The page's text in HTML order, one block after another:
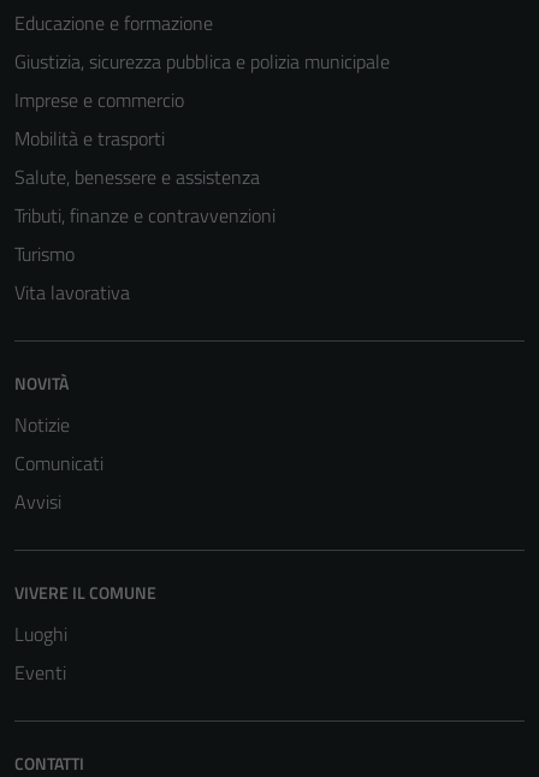
Educazione e formazione
Giustizia, sicurezza pubblica e polizia municipale
Imprese e commercio
Mobilità e trasporti
Salute, benessere e assistenza
Tributi, finanze e contravvenzioni
Turismo
Vita lavorativa
NOVITÀ
Notizie
Comunicati
Avvisi
VIVERE IL COMUNE
Luoghi
Eventi
CONTATTI
sono necessari
informazioni